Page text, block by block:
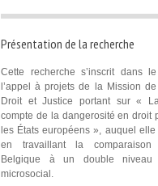
Présentation de la recherche
Cette recherche s’inscrit dans
l’appel à projets de la Mission
Droit et Justice portant sur «
compte de la dangerosité en droit
les États européens », auquel
en travaillant la
Belgique à un double niveau
microsocial.